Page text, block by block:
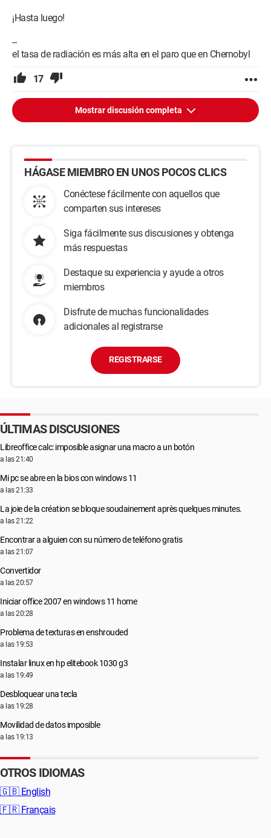
¡Hasta luego!
--
el tasa de radiación es más alta en el paro que en Chernobyl
17
Mostrar discusión completa
HÁGASE MIEMBRO EN UNOS POCOS CLICS
Conéctese fácilmente con aquellos que
comparten sus intereses
Siga fácilmente sus discusiones y obtenga
más respuestas
Destaque su experiencia y ayude a otros
miembros
Disfrute de muchas funcionalidades
adicionales al registrarse
REGISTRARSE
ÚLTIMAS DISCUSIONES
Libreoffice calc: imposible asignar una macro a un botón
a las 21:40
Mi pc se abre en la bios con windows 11
a las 21:33
La joie de la création se bloque soudainement après quelques minutes.
a las 21:22
Encontrar a alguien con su número de teléfono gratis
a las 21:07
Convertidor
a las 20:57
Iniciar office 2007 en windows 11 home
a las 20:28
Problema de texturas en enshrouded
a las 19:53
Instalar linux en hp elitebook 1030 g3
a las 19:49
Desbloquear una tecla
a las 19:28
Movilidad de datos imposible
a las 19:13
OTROS IDIOMAS
🇬🇧 English
🇫🇷 Français